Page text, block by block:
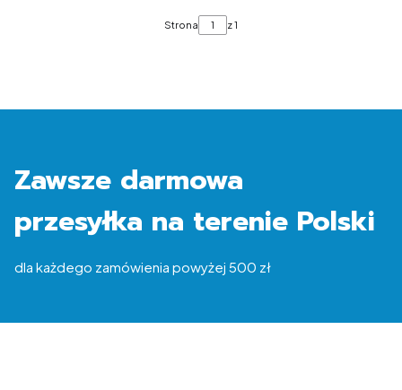
Strona z 1
Zawsze darmowa
przesyłka na terenie Polski
dla każdego zamówienia powyżej 500 zł